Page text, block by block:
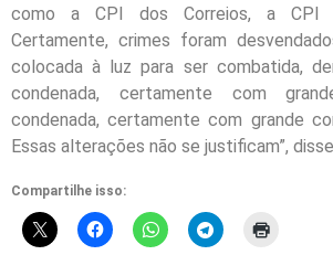
como a CPI dos Correios, a CPI
Certamente, crimes foram
colocada à luz para ser combatida,
condenada, certamente com
condenada, certamente com grande
Essas alterações não se justificam”,
Compartilhe isso: